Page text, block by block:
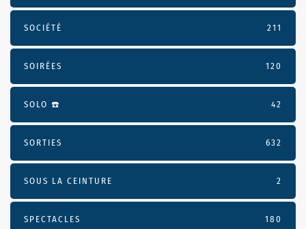
SOCIÉTÉ 211
SOIRÉES 120
SOLO ☎️ 42
SORTIES 632
SOUS LA CEINTURE 2
SPECTACLES 180